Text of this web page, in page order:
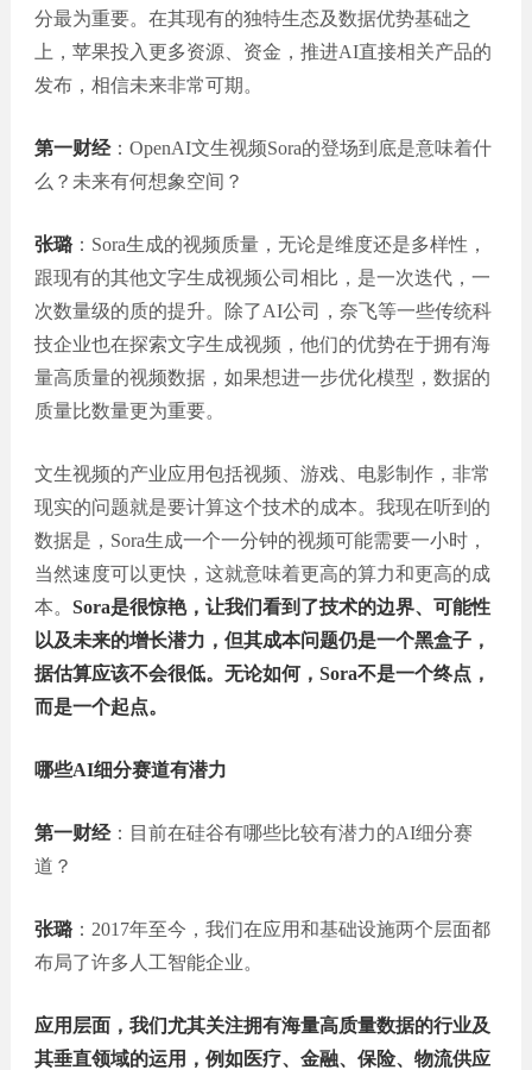
分最为重要。在其现有的独特生态及数据优势基础之
上，苹果投入更多资源、资金，推进AI直接相关产品的
发布，相信未来非常可期。
第一财经：OpenAI文生视频Sora的登场到底是意味着什
么？未来有何想象空间？
张璐：Sora生成的视频质量，无论是维度还是多样性，
跟现有的其他文字生成视频公司相比，是一次迭代，一
次数量级的质的提升。除了AI公司，奈飞等一些传统科
技企业也在探索文字生成视频，他们的优势在于拥有海
量高质量的视频数据，如果想进一步优化模型，数据的
质量比数量更为重要。
文生视频的产业应用包括视频、游戏、电影制作，非常
现实的问题就是要计算这个技术的成本。我现在听到的
数据是，Sora生成一个一分钟的视频可能需要一小时，
当然速度可以更快，这就意味着更高的算力和更高的成
本。 Sora是很惊艳，让我们看到了技术的边界、可能性
以及未来的增长潜力，但其成本问题仍是一个黑盒子，
据估算应该不会很低。无论如何，Sora不是一个终点，
而是一个起点。
哪些AI细分赛道有潜力
第一财经：目前在硅谷有哪些比较有潜力的AI细分赛
道？
张璐：2017年至今，我们在应用和基础设施两个层面都
布局了许多人工智能企业。
应用层面，我们尤其关注拥有海量高质量数据的行业及
其垂直领域的运用，例如医疗、金融、保险、物流供应